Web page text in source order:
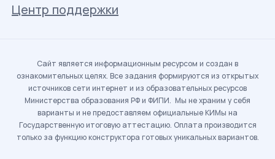
Центр поддержки
Сайт является информационным ресурсом и создан в
ознакомительных целях. Все задания формируются из открытых
источников сети интернет и из образовательных ресурсов
Министерства образования РФ и ФИПИ. Мы не храним у себя
варианты и не предоставляем официальные КИМы на
Государственную итоговую аттестацию. Оплата производится
только за функцию конструктора готовых уникальных вариантов.